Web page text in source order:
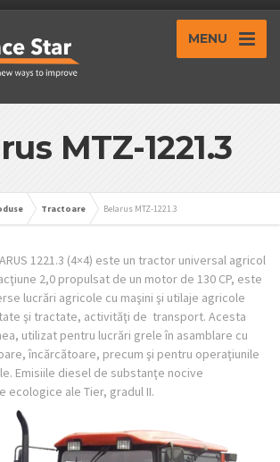
MENU
MTZ-1221.3
Tractoare Belarus MTZ-1221.3
1221.3 (4×4) este un tractor universal agricol
2,0 propulsat de un motor de 130 CP, este
lucrări agricole cu maşini şi utilaje agricole
şi tractate, activităţi de transport. Acesta
utilizat pentru lucrări grele în asamblare cu
încărcătoare, precum şi pentru operaţiunile
Emisiile diesel de substanţe nocive
ecologice ale Tier, gradul II.